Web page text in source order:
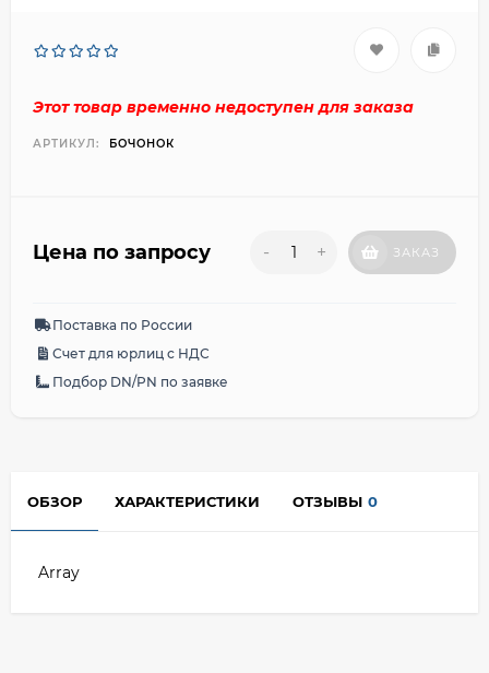
Этот товар временно недоступен для заказа
АРТИКУЛ: БОЧОНОК
Цена по запросу - + ЗАКАЗ
Поставка по России
Счет для юрлиц с НДС
Подбор DN/PN по заявке
ОБЗОР ХАРАКТЕРИСТИКИ ОТЗЫВЫ 0
Array